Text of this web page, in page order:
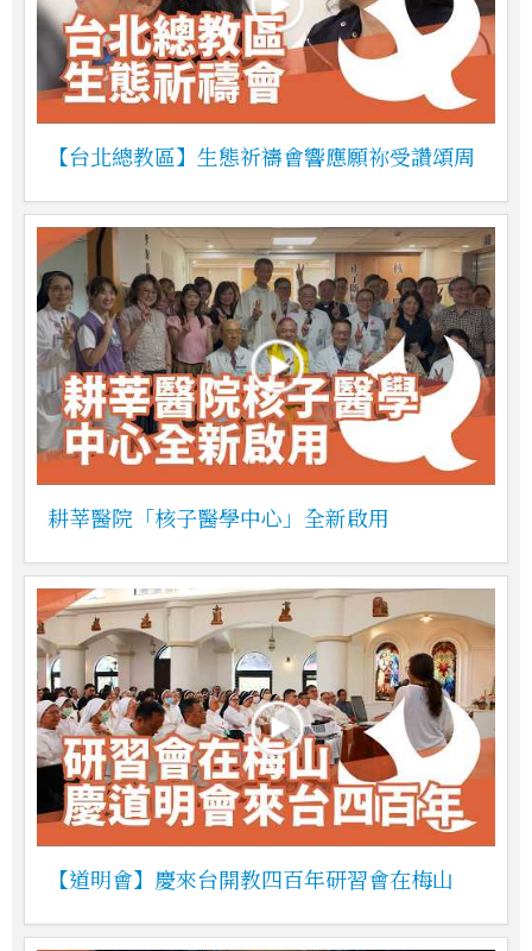
【台北總教區】生態祈禱會響應願祢受讚頌周
耕莘醫院「核子醫學中心」全新啟用
【道明會】慶來台開教四百年研習會在梅山